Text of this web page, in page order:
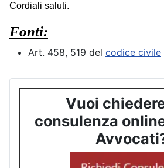
Cordiali saluti.
Fonti:
Art. 458, 519 del codice civile
Vuoi
consulenza